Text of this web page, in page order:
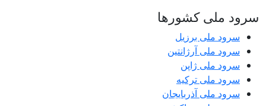
سرود ملی کشورها
سرود ملی برزیل
سرود ملی آرژانتین
سرود ملی ژاپن
سرود ملی ترکیه
سرود ملی آذربایجان